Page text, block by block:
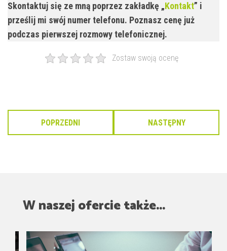
Skontaktuj się ze mną poprzez zakładkę „Kontakt” i
prześlij mi swój numer telefonu. Poznasz cenę już
podczas pierwszej rozmowy telefonicznej.
Zostaw swoją ocenę
POPRZEDNI NASTĘPNY
W naszej ofercie także...